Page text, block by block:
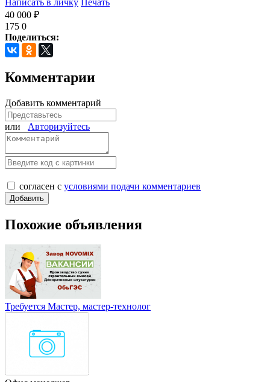
40 000 ₽
175 0
Поделиться:
Комментарии
Добавить комментарий
или Авторизуйтесь
согласен с условиями подачи комментариев
Похожие объявления
Требуется Мастер, мастер-технолог